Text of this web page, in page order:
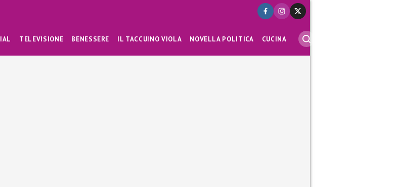
TELEVISIONE BENESSERE IL TACCUINO VIOLA NOVELLA POLITICA CUCINA